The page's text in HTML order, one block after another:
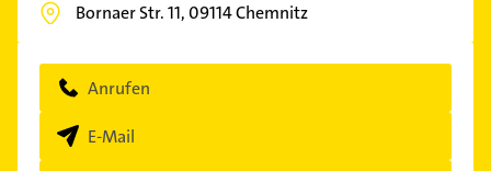
Bornaer Str. 11,09114Chemnitz
Anrufen
E-Mail